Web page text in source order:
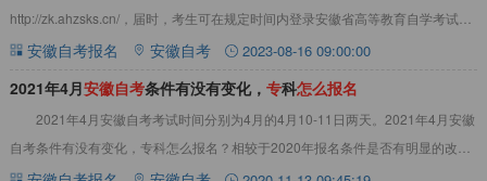
http://zk.ahzsks.cn/，届时，考生可在规定时间内登录安徽省高等教育自学考试考
生服务平台，报名参加2023年
安徽自考报名 安徽自考 2023-08-16 09:00:00
2021年4月安徽自考条件有没有变化， 专科怎么报名
2021年4月安徽自考考试时间分别为4月的4月10-11日两天。2021年4月安徽
自考条件有没有变化，专科怎么报名？相较于2020年报名条件是否有明显的改变
呢，请看以下内容。&nb